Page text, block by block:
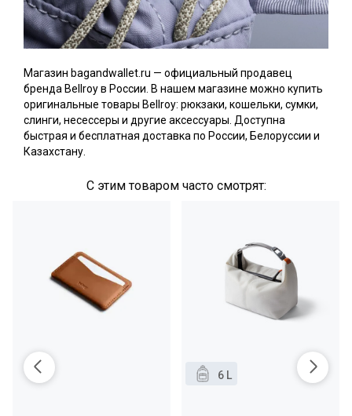
Магазин bagandwallet.ru — официальный продавец
бренда Bellroy в России. В нашем магазине можно купить
оригинальные товары Bellroy: рюкзаки, кошельки, сумки,
слинги, несессеры и другие аксессуары. Доступна
быстрая и бесплатная доставка по России, Белоруссии и
Казахстану.
С этим товаром часто смотрят:
6 L